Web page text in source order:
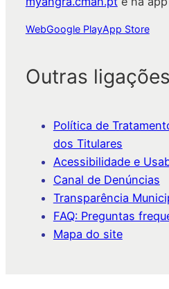
WebGoogle PlayApp Store
Outras ligações
Política de
dos Titulares
Acessibilidade e
Canal de Denúncias
Transparência
FAQ: Preguntas
Mapa do site